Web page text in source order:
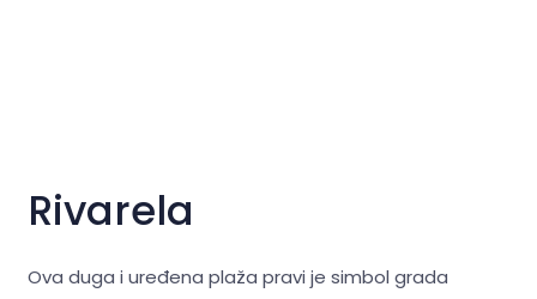
Rivarela
Ova duga i uređena plaža pravi je simbol grada